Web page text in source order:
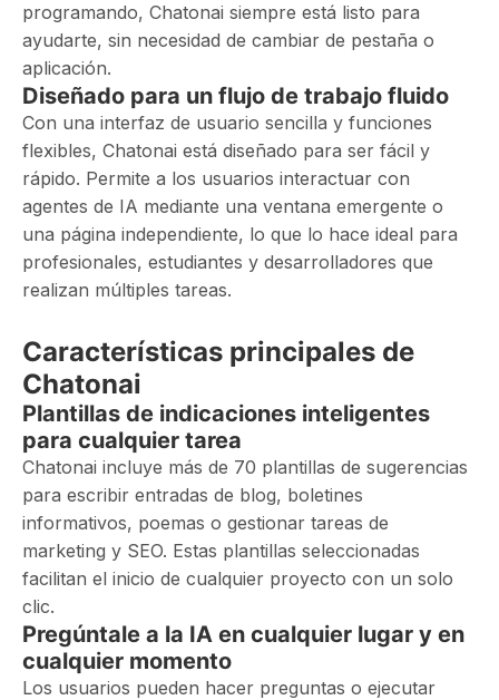
programando, Chatonai siempre está listo para
ayudarte, sin necesidad de cambiar de pestaña o
aplicación.
Diseñado para un flujo de trabajo fluido
Con una interfaz de usuario sencilla y funciones
flexibles, Chatonai está diseñado para ser fácil y
rápido. Permite a los usuarios interactuar con
agentes de IA mediante una ventana emergente o
una página independiente, lo que lo hace ideal para
profesionales, estudiantes y desarrolladores que
realizan múltiples tareas.
Características principales de
Chatonai
Plantillas de indicaciones inteligentes
para cualquier tarea
Chatonai incluye más de 70 plantillas de sugerencias
para escribir entradas de blog, boletines
informativos, poemas o gestionar tareas de
marketing y SEO. Estas plantillas seleccionadas
facilitan el inicio de cualquier proyecto con un solo
clic.
Pregúntale a la IA en cualquier lugar y en
cualquier momento
Los usuarios pueden hacer preguntas o ejecutar